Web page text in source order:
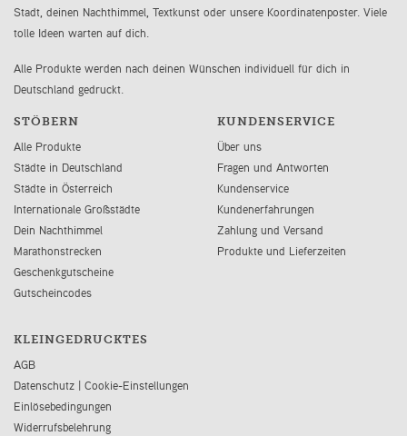
Stadt, deinen Nachthimmel, Textkunst oder unsere Koordinatenposter. Viele
tolle Ideen warten auf dich.
Alle Produkte werden nach deinen Wünschen individuell für dich in
Deutschland gedruckt.
STÖBERN
Alle Produkte
Städte in Deutschland
Städte in Österreich
Internationale Großstädte
Dein Nachthimmel
Marathonstrecken
Geschenkgutscheine
Gutscheincodes
KUNDENSERVICE
Über uns
Fragen und Antworten
Kundenservice
Kundenerfahrungen
Zahlung und Versand
Produkte und Lieferzeiten
KLEINGEDRUCKTES
AGB
Datenschutz | Cookie-Einstellungen
Einlösebedingungen
Widerrufsbelehrung